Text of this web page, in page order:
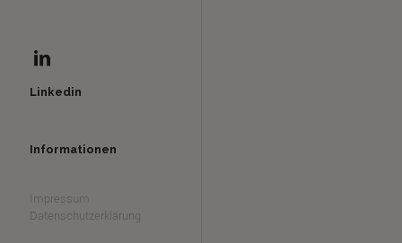
Linkedin
Informationen
Impressum
Datenschutzerklärung